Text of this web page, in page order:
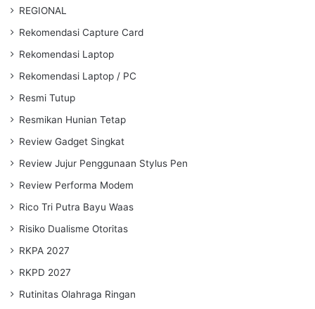
REGIONAL
Rekomendasi Capture Card
Rekomendasi Laptop
Rekomendasi Laptop / PC
Resmi Tutup
Resmikan Hunian Tetap
Review Gadget Singkat
Review Jujur Penggunaan Stylus Pen
Review Performa Modem
Rico Tri Putra Bayu Waas
Risiko Dualisme Otoritas
RKPA 2027
RKPD 2027
Rutinitas Olahraga Ringan